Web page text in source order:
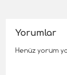
Yorumlar
Henüz yorum